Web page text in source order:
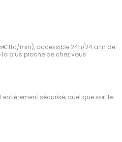
ttc/min), accessible 24h/24 afin de
plus proche de chez vous
sécurisé, quel que soit le